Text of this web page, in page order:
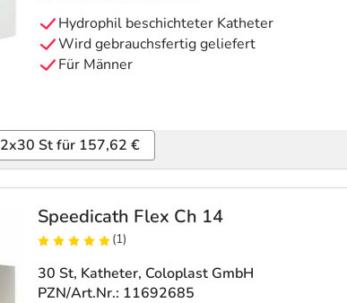
Hydrophil beschichteter Katheter
Wird gebrauchsfertig geliefert
Für Männer
2x30 St für 157,62 €
Speedicath Flex Ch 14
(1)
30 St, Katheter, Coloplast GmbH
PZN/Art.Nr.: 11692685